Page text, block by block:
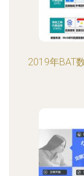
2019年BAT